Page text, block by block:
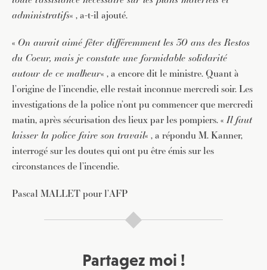
administratifs« , a-t-il ajouté.
« On aurait aimé fêter différemment les 30 ans des Restos
du Coeur, mais je constate une formidable solidarité
autour de ce malheur« , a encore dit le ministre. Quant à
l’origine de l’incendie, elle restait inconnue mercredi soir. Les
investigations de la police n’ont pu commencer que mercredi
matin, après sécurisation des lieux par les pompiers. «Il faut
laisser la police faire son travail« , a répondu M. Kanner,
interrogé sur les doutes qui ont pu être émis sur les
circonstances de l’incendie.
Pascal MALLET pour l’AFP
Partagez moi !
JE M'INSCRIS À LA NEWSLETTER
Pour recevoir toutes les deux semaines notre lettre
d’info avec une sélection d’articles …